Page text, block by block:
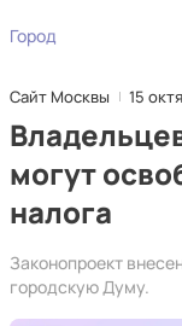
Город
Сайт Москвы 15
могут
налога
Законопроект
городскую Думу.